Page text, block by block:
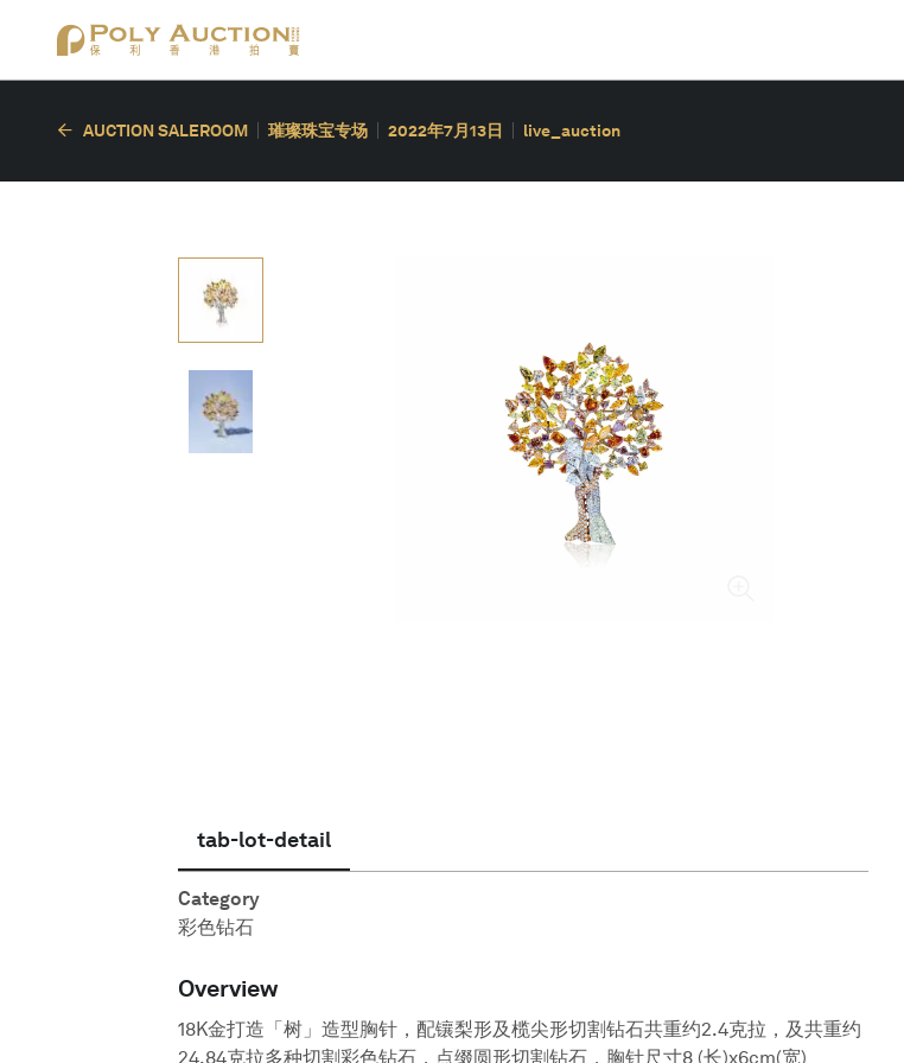
AUCTION SALEROOM 璀璨珠宝专场 2022年7月13日 live_auction
tab-lot-detail
Category
彩色钻石
Overview
18K金打造「树」造型胸针，配镶梨形及榄尖形切割钻石共重约2.4克拉，及共重约
24.84克拉多种切割彩色钻石，点缀圆形切割钻石，胸针尺寸8 (长)x6cm(宽)